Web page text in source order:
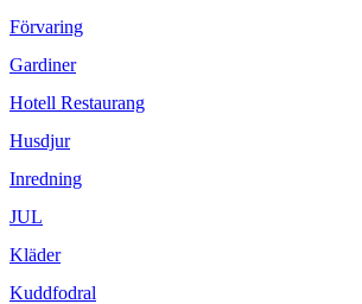
Förvaring
Gardiner
Hotell Restaurang
Husdjur
Inredning
JUL
Kläder
Kuddfodral